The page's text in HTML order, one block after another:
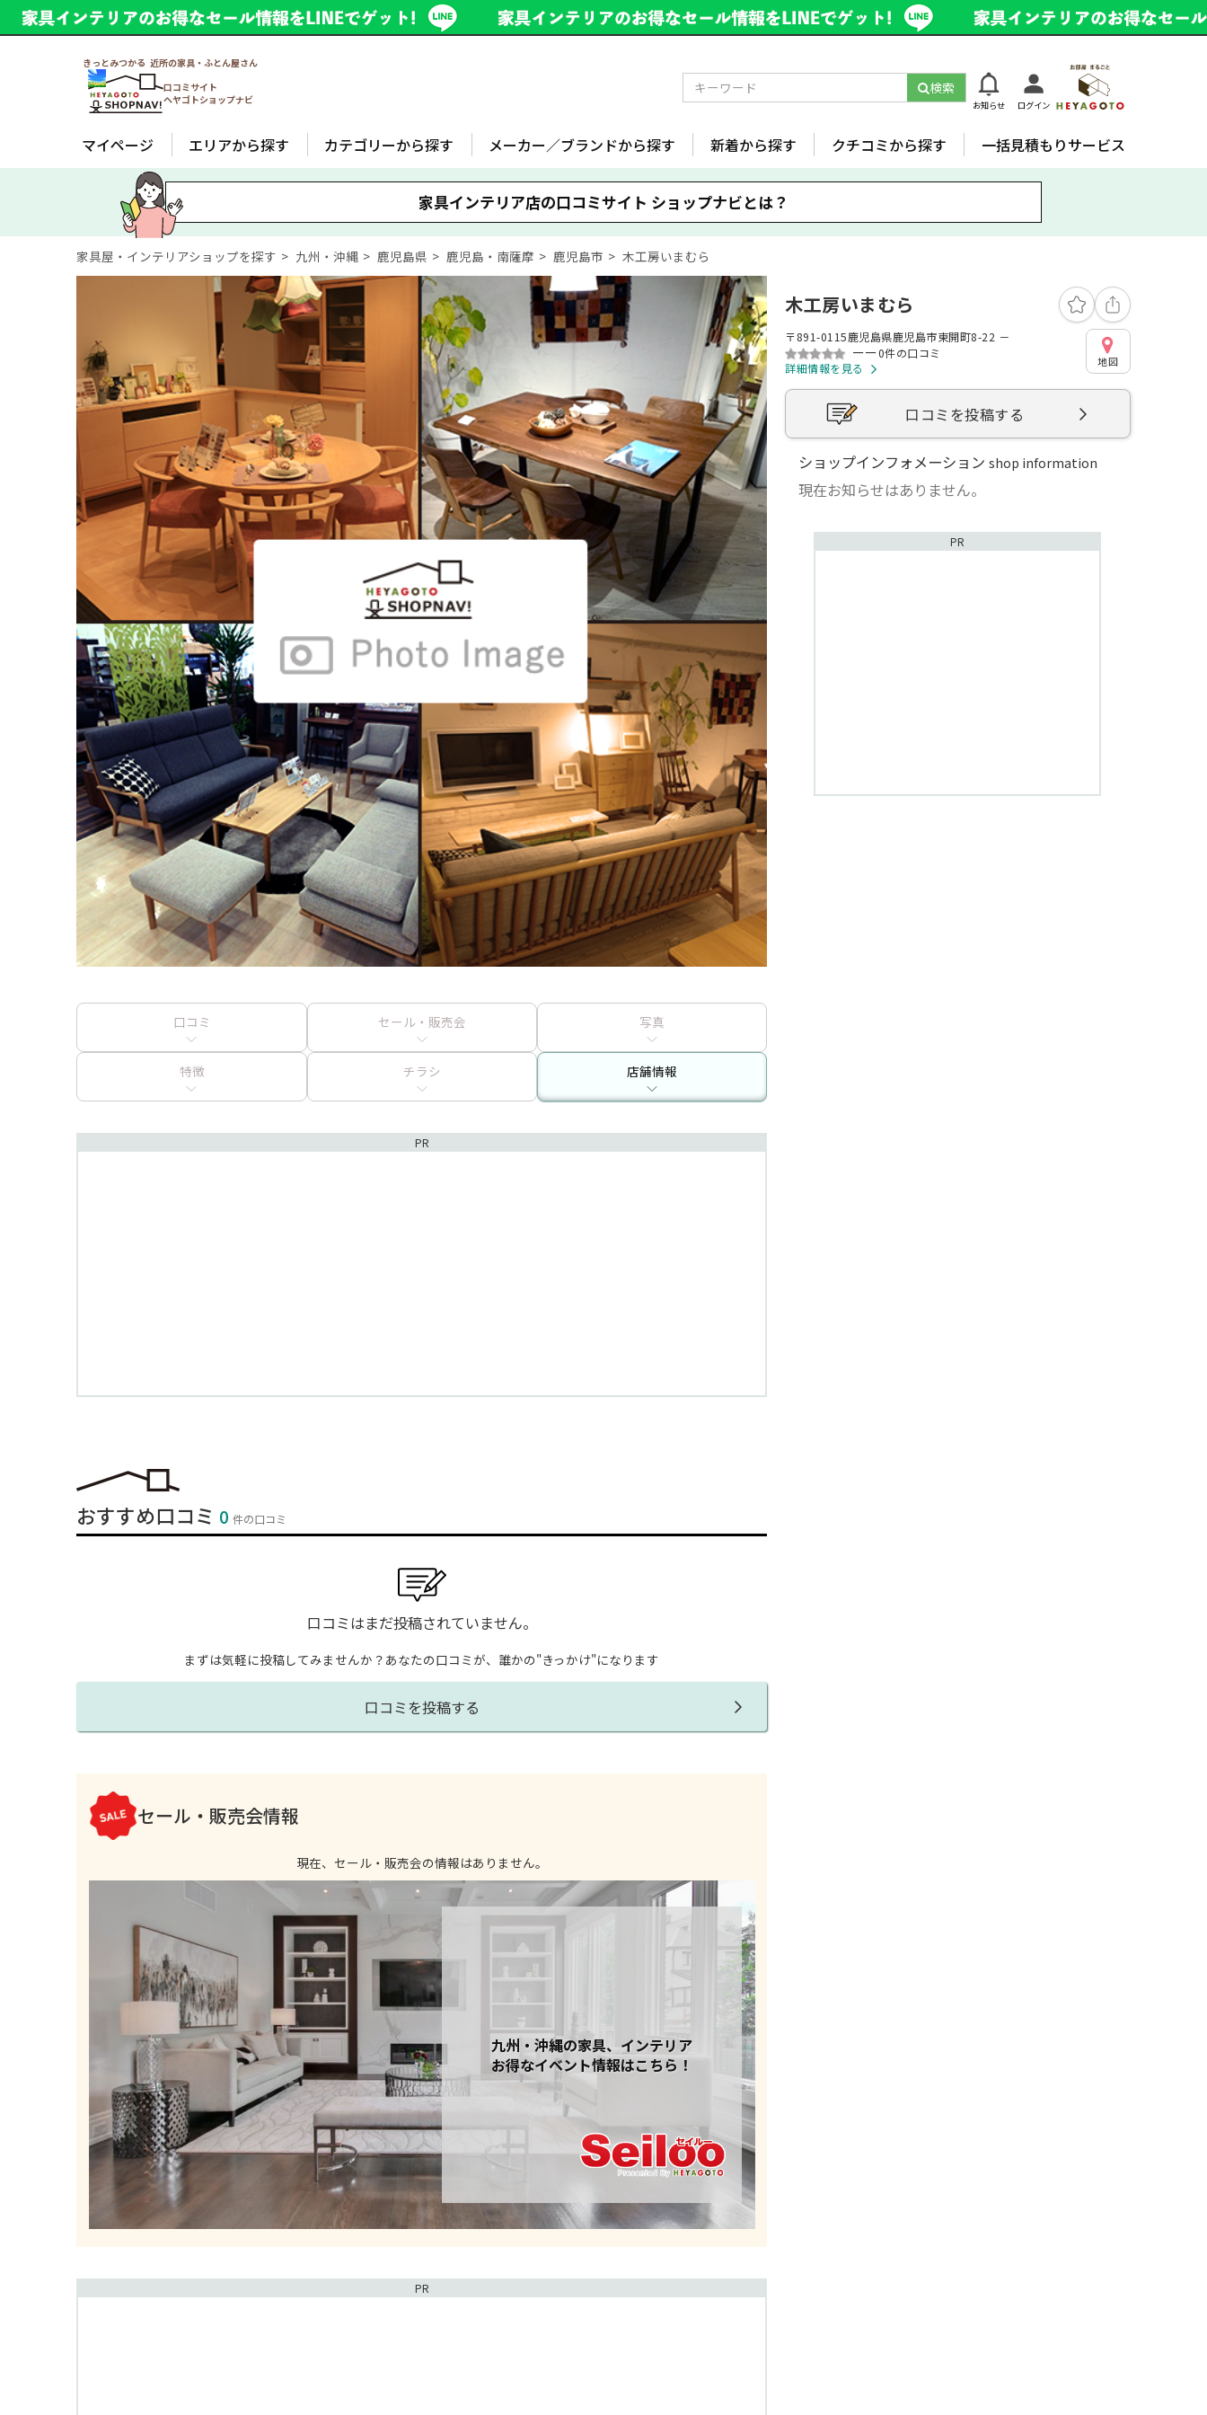
きっとみつかる 近所の家具・ふとん屋さん
口コミサイト
ヘヤゴトショップナビ
検索
お知らせ ログイン
マイページ エリアから探す カテゴリーから探す メーカー／ブランドから探す 新着から探す クチコミから探す 一括見積もりサービス
家具インテリア店の口コミサイト ショップナビとは？
家具屋・インテリアショップを探す 九州・沖縄 鹿児島県 鹿児島・南薩摩 鹿児島市 木工房いまむら
木工房いまむら
〒891-0115鹿児島県鹿児島市東開町8-22 －
ーー0件の口コミ
詳細情報を見る
地図
口コミを投稿する
ショップインフォメーションshop information
現在お知らせはありません。
PR
口コミ セール・販売会 写真
特徴 チラシ 店舗情報
PR
おすすめ口コミ 0件の口コミ
口コミはまだ投稿されていません。
まずは気軽に投稿してみませんか？ あなたの口コミが、誰かの"きっかけ"になります
口コミを投稿する
セール・販売会情報
現在、セール・販売会の情報はありません。
九州・沖縄の家具、インテリア
お得なイベント情報はこちら！
PR